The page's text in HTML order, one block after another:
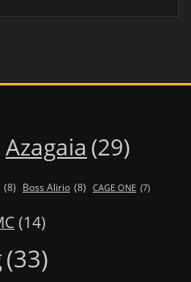
Azagaia (29)
(8) Boss Alirio (8) CAGE ONE (7)
(14)
(33)